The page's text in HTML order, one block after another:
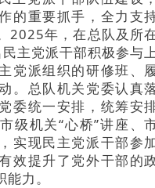
的重要抓手，全力支
2025年，在总队及所
主党派干部积极参与
党派组织的研修班、
。总队机关党委认真
委统一安排，统筹安
级机关“心桥”讲座、
实现民主党派干部参
效提升了党外干部的
力。